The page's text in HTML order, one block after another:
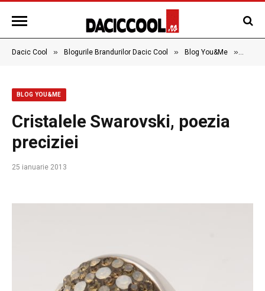
Dacic Cool » Blogurile Brandurilor Dacic Cool » Blog You&Me »
BLOG YOU&ME
Cristalele Swarovski, poezia
preciziei
25 ianuarie 2013